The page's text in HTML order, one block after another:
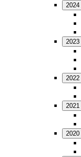
2024
2023
2022
2021
2020